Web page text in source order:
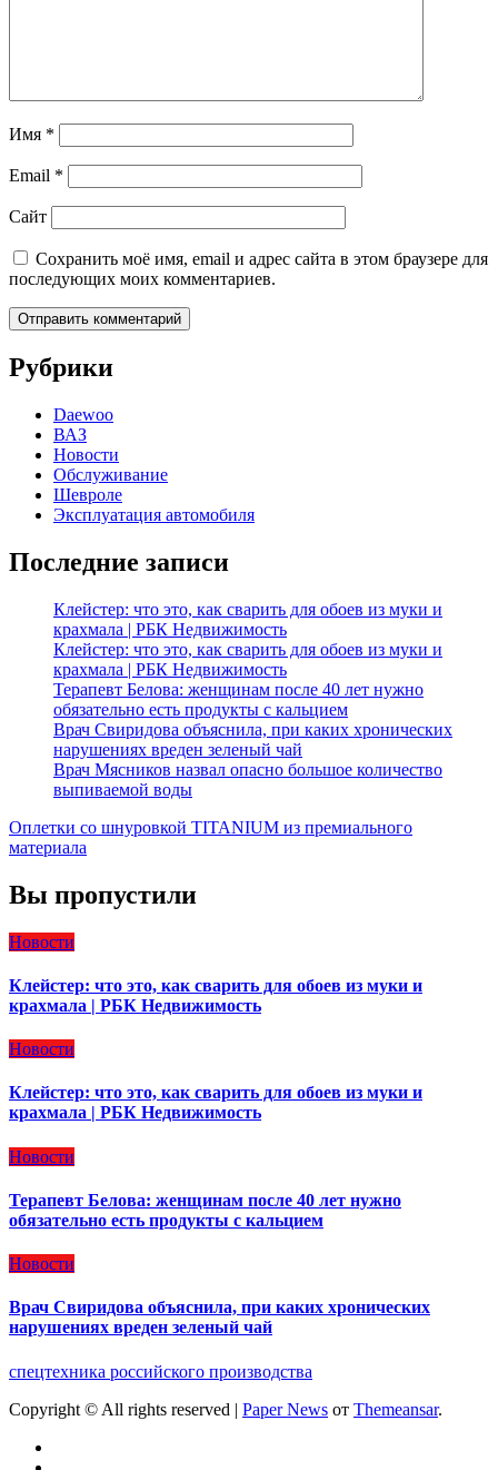
Имя *
Email *
Сайт
Сохранить моё имя, email и адрес сайта в этом браузере для
последующих моих комментариев.
Рубрики
Daewoo
ВАЗ
Новости
Обслуживание
Шевроле
Эксплуатация автомобиля
Последние записи
Клейстер: что это, как сварить для обоев из муки и
крахмала | РБК Недвижимость
Клейстер: что это, как сварить для обоев из муки и
крахмала | РБК Недвижимость
Терапевт Белова: женщинам после 40 лет нужно
обязательно есть продукты с кальцием
Врач Свиридова объяснила, при каких хронических
нарушениях вреден зеленый чай
Врач Мясников назвал опасно большое количество
выпиваемой воды
Оплетки со шнуровкой TITANIUM из премиального
материала
Вы пропустили
Новости
Клейстер: что это, как сварить для обоев из муки и
крахмала | РБК Недвижимость
Новости
Клейстер: что это, как сварить для обоев из муки и
крахмала | РБК Недвижимость
Новости
Терапевт Белова: женщинам после 40 лет нужно
обязательно есть продукты с кальцием
Новости
Врач Свиридова объяснила, при каких хронических
нарушениях вреден зеленый чай
спецтехника российского производства
Copyright © All rights reserved | Paper News от Themeansar.